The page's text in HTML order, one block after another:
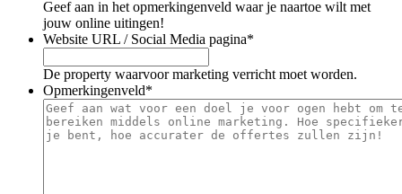
Geef aan in het opmerkingenveld waar je naartoe wilt met
jouw online uitingen!
Website URL / Social Media pagina*
De property waarvoor marketing verricht moet worden.
Opmerkingenveld*